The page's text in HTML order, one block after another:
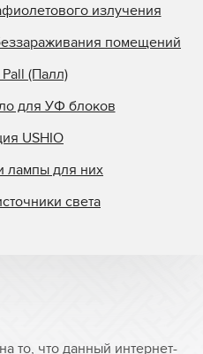
Printing M
Quartz
излучения
помещений
(Палл)
для УФ блоков
USHIO
лампы для них
света
то, что данный интернет-